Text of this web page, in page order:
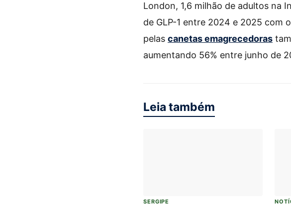
London, 1,6 milhão de adultos na
de GLP-1 entre 2024 e 2025 com
pelas canetas emagrecedoras
aumentando 56% entre junho de
Leia também
SERGIPE